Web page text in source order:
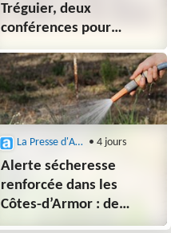
Tréguier, deux
conférences pour
découvrir l’amitié entre
Ernest Renan et
Pierre Loti
La Presse d'Armor (Paimpol) • 4 jours
Alerte sécheresse
renforcée dans les
Côtes-d’Armor : de
nouvelles restrictions